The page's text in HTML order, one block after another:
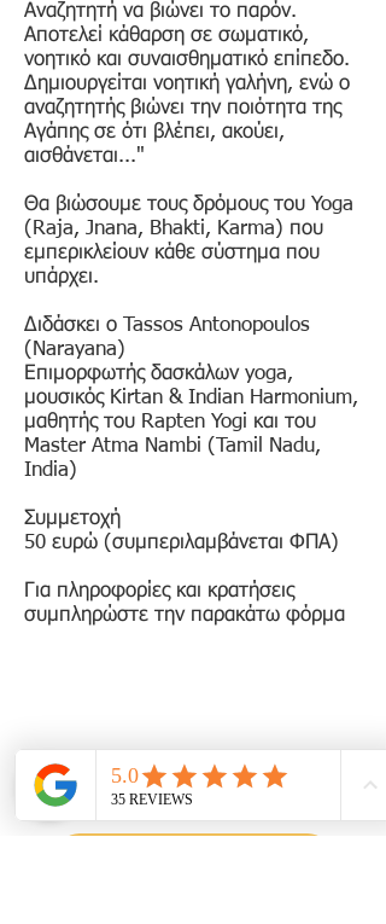
Αναζητητή να βιώνει το παρόν.
Αποτελεί κάθαρση σε σωματικό,
νοητικό και συναισθηματικό επίπεδο.
Δημιουργείται νοητική γαλήνη, ενώ ο
αναζητητής βιώνει την ποιότητα της
Αγάπης σε ότι βλέπει, ακούει,
αισθάνεται..."
Θα βιώσουμε τους δρόμους του Yoga
(Raja, Jnana, Bhakti, Karma) που
εμπερικλείουν κάθε σύστημα που
υπάρχει.
Διδάσκει ο Tassos Antonopoulos
(Narayana)
Επιμορφωτής δασκάλων yoga,
μουσικός Kirtan & Indian Harmonium,
μαθητής του Rapten Yogi και του
Master Atma Nambi (Tamil Nadu,
India)
Συμμετοχή
50 ευρώ (συμπεριλαμβάνεται ΦΠΑ)
Για πληροφορίες και κρατήσεις
συμπληρώστε την παρακάτω φόρμα